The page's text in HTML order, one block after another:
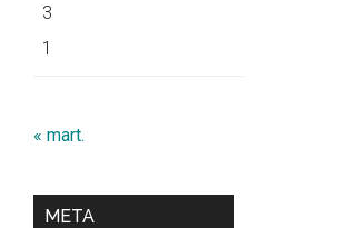
3
1
« mart.
META